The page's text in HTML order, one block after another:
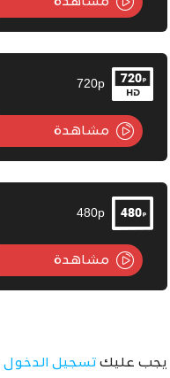
720p
مشاهدة
480p
مشاهدة
يجب عليك تسجيل الدخول